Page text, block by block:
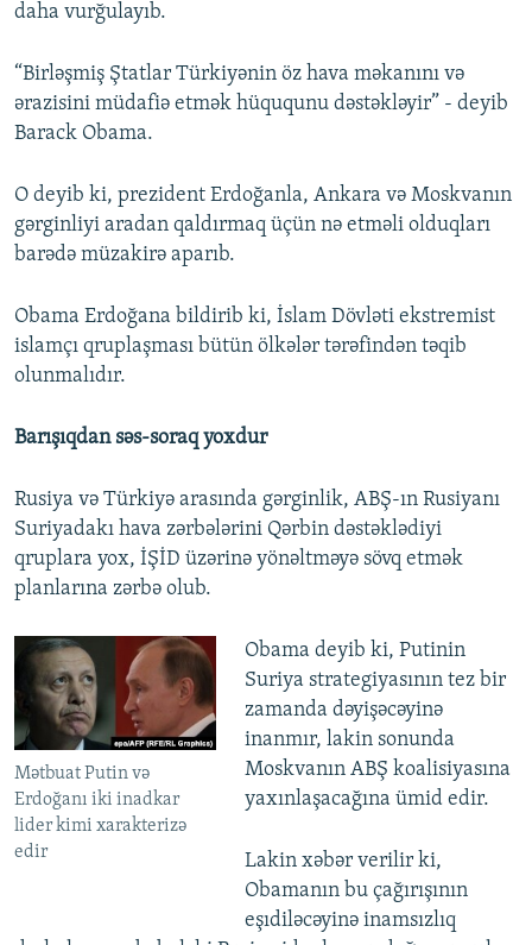
daha vurğulayıb.
“Birləşmiş Ştatlar Türkiyənin öz hava məkanını və
ərazisini müdafiə etmək hüququnu dəstəkləyir” - deyib
Barack Obama.
O deyib ki, prezident Erdoğanla, Ankara və Moskvanın
gərginliyi aradan qaldırmaq üçün nə etməli olduqları
barədə müzakirə aparıb.
Obama Erdoğana bildirib ki, İslam Dövləti ekstremist
islamçı qruplaşması bütün ölkələr tərəfindən təqib
olunmalıdır.
Barışıqdan səs-soraq yoxdur
Rusiya və Türkiyə arasında gərginlik, ABŞ-ın Rusiyanı
Suriyadakı hava zərbələrini Qərbin dəstəklədiyi
qruplara yox, İŞİD üzərinə yönəltməyə sövq etmək
planlarına zərbə olub.
Mətbuat Putin və
Erdoğanı iki inadkar
lider kimi xarakterizə
edir
Obama deyib ki, Putinin
Suriya strategiyasının tez bir
zamanda dəyişəcəyinə
inanmır, lakin sonunda
Moskvanın ABŞ koalisiyasına
yaxınlaşacağına ümid edir.
Lakin xəbər verilir ki,
Obamanın bu çağırışının
eşıdiləcəyinə inamsızlıq